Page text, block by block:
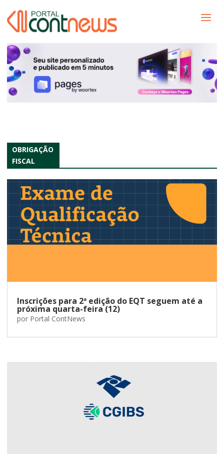
OBRIGAÇÃO
FISCAL
Inscrições para 2ª edição do EQT seguem até a
próxima quarta-feira (12)
por Portal ContNews